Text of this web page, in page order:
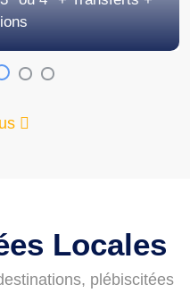
Locales
plébiscitées